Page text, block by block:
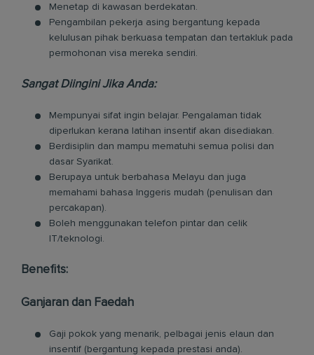
Menetap di kawasan berdekatan.
Pengambilan pekerja asing bergantung kepada
kelulusan pihak berkuasa tempatan dan tertakluk pada
permohonan visa mereka sendiri.
Sangat Diingini Jika Anda:
Mempunyai sifat ingin belajar. Pengalaman tidak
diperlukan kerana latihan insentif akan disediakan.
Berdisiplin dan mampu mematuhi semua polisi dan
dasar Syarikat.
Berupaya untuk berbahasa Melayu dan juga
memahami bahasa Inggeris mudah (penulisan dan
percakapan).
Boleh menggunakan telefon pintar dan celik
IT/teknologi.
Benefits:
Ganjaran dan Faedah
Gaji pokok yang menarik, pelbagai jenis elaun dan
insentif (bergantung kepada prestasi anda).